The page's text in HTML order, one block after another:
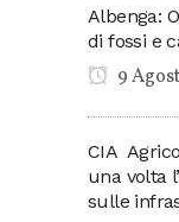
Albenga:
di fossi e
9
CIA
una volta
sulle